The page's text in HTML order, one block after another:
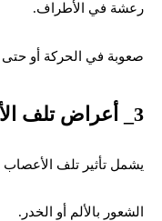
رعشة في الأطراف.
صعوبة في الحركة أو
3_ أعراض تلف
يشمل تأثير تلف
الشعور بالألم أو الخدر.